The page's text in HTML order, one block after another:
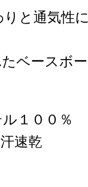
と通気性
ベースボ
１００％
速乾